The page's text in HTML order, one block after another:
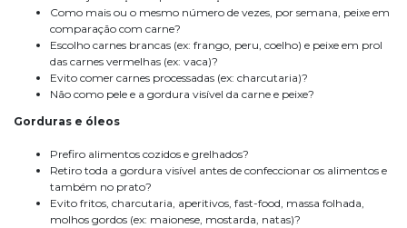
Como mais ou o mesmo número de vezes, por semana, peixe em
comparação com carne?
Escolho carnes brancas (ex: frango, peru, coelho) e peixe em prol
das carnes vermelhas (ex: vaca)?
Evito comer carnes processadas (ex: charcutaria)?
Não como pele e a gordura visível da carne e peixe?
Gorduras e óleos
Prefiro alimentos cozidos e grelhados?
Retiro toda a gordura visível antes de confeccionar os alimentos e
também no prato?
Evito fritos, charcutaria, aperitivos, fast-food, massa folhada,
molhos gordos (ex: maionese, mostarda, natas)?